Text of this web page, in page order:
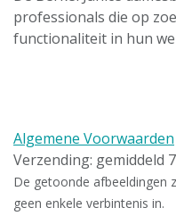
professionals die op
functionaliteit in hun
Algemene Voorwaarden
Verzending: gemiddeld
De getoonde afbeeldingen
geen enkele verbintenis in.